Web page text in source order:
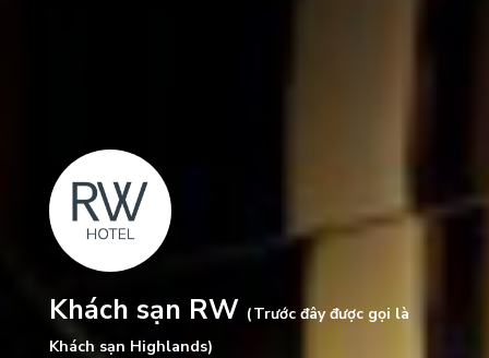
Khách sạn RW (Trước đây được gọi là
Khách sạn Highlands)